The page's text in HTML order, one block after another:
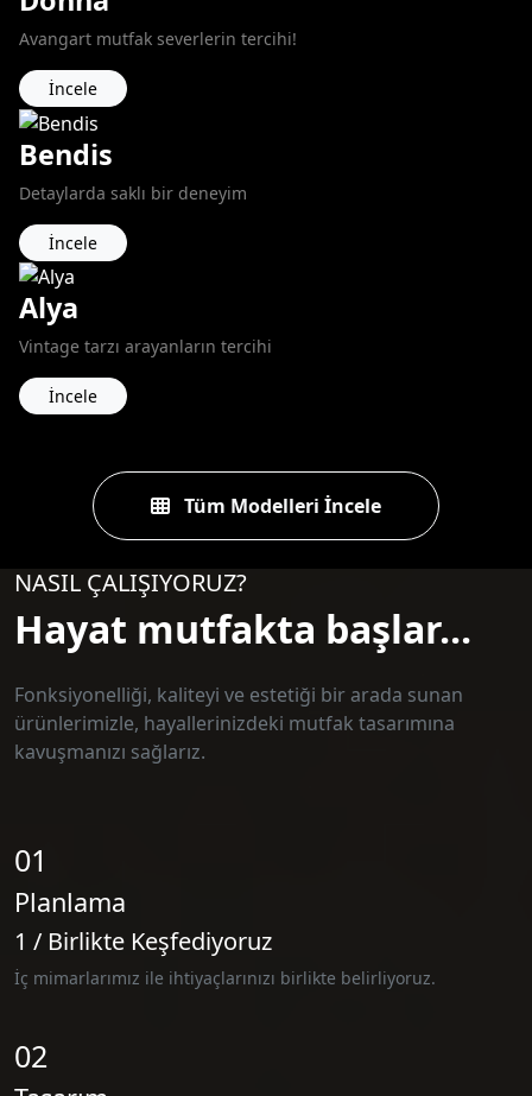
Avangart mutfak severlerin tercihi!
İncele
Bendis
Detaylarda saklı bir deneyim
İncele
Alya
Vintage tarzı arayanların tercihi
İncele
Tüm Modelleri İncele
NASIL ÇALIŞIYORUZ?
Hayat mutfakta başlar...
Fonksiyonelliği, kaliteyi ve estetiği bir arada sunan
ürünlerimizle, hayallerinizdeki mutfak tasarımına
kavuşmanızı sağlarız.
01
Planlama
1 / Birlikte Keşfediyoruz
İç mimarlarımız ile ihtiyaçlarınızı birlikte belirliyoruz.
02